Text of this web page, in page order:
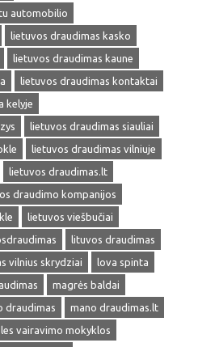
automobilio
lietuvos draudimas kasko
lietuvos draudimas kaune
lietuvos draudimas kontaktai
kelyje
lietuvos draudimas siauliai
lietuvos draudimas vilniuje
lietuvos draudimas.lt
draudimo kompanijos
lietuvos viešbučiai
lituvos draudimas
vilnius skrydziai
lova spinta
magrės baldai
draudimas
mano draudimas.lt
vairavimo mokyklos